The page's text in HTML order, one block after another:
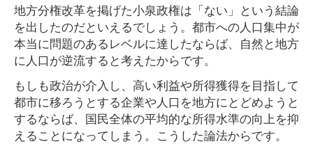
地方分権改革を掲げた小泉政権は「ない」という結論
を出したのだといえるでしょう。都市への人口集中が
本当に問題のあるレベルに達したならば、自然と地方
に人口が逆流すると考えたからです。
もしも政治が介入し、高い利益や所得獲得を目指して
都市に移ろうとする企業や人口を地方にとどめようと
するならば、国民全体の平均的な所得水準の向上を抑
えることになってしまう。こうした論法からです。